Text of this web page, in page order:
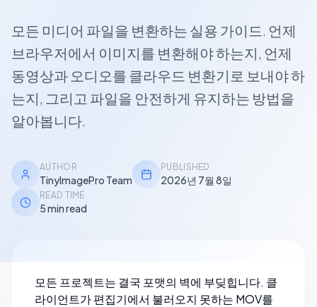
모든 미디어 파일을 변환하는 실용 가이드. 언제
브라우저에서 이미지를 변환해야 하는지, 언제
동영상과 오디오를 클라우드 변환기로 보내야 하
는지, 그리고 파일을 안전하게 유지하는 방법을
알아봅니다.
AUTHOR
TinyImagePro Team
PUBLISHED
2026년 7월 8일
READ TIME
5 min read
모든 프로젝트는 결국 포맷의 벽에 부딪힙니다. 클
라이언트가 편집기에서 불러오지 못하는 MOV를